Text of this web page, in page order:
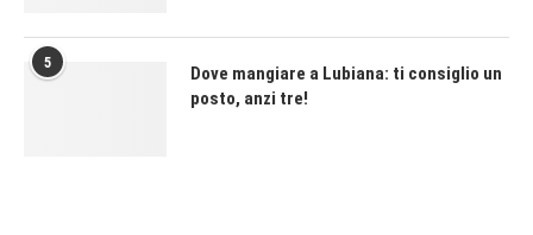
5
Dove mangiare a Lubiana: ti consiglio un
posto, anzi tre!